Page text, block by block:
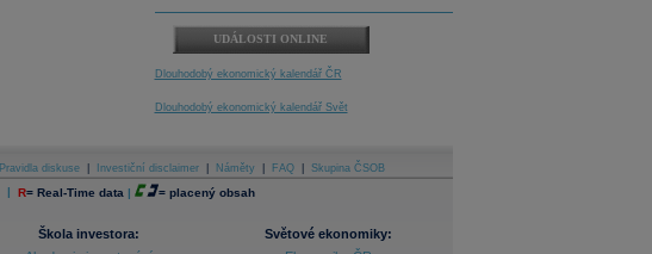
UDÁLOSTI ONLINE
Dlouhodobý ekonomický kalendář ČR
Dlouhodobý ekonomický kalendář Svět
Pravidla diskuse Investiční disclaimer Náměty FAQ Skupina ČSOB
| R= Real-Time data | = placený obsah
Škola investora:
Světové ekonomiky: